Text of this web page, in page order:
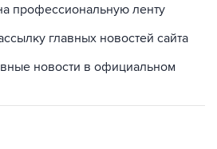
профессиональную ленту
главных новостей сайта
новости в официальном